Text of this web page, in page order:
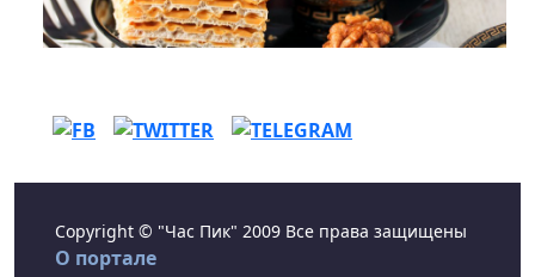
Copyright © "Час Пик" 2009 Все права защищены
О портале